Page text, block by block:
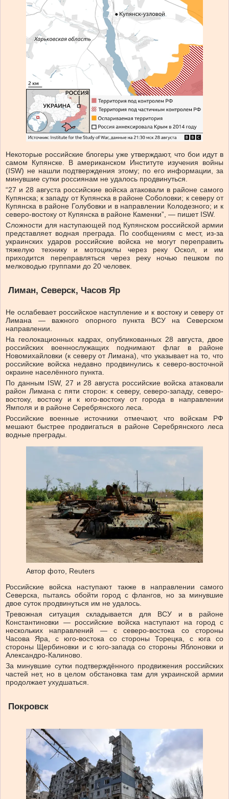
Некоторые российские блогеры уже утверждают, что бои идут в
самом Купянске. В американском Институте изучения войны
(ISW) не нашли подтверждения этому; по его информации, за
минувшие сутки россиянам не удалось продвинуться.
“27 и 28 августа российские войска атаковали в районе самого
Купянска; к западу от Купянска в районе Соболовки; к северу от
Купянска в районе Голубовки и в направлении Колодезного; и к
северо-востоку от Купянска в районе Каменки”, — пишет ISW.
Сложности для наступающей под Купянском российской армии
представляет водная преграда. По сообщениям с мест, из-за
украинских ударов российские войска не могут переправить
тяжелую технику и мотоциклы через реку Оскол, и им
приходится переправляться через реку ночью пешком по
мелководью группами до 20 человек.
Лиман, Северск, Часов Яр
Не ослабевает российское наступление и к востоку и северу от
Лимана — важного опорного пункта ВСУ на Северском
направлении.
На геолокационных кадрах, опубликованных 28 августа, двое
российских военнослужащих поднимают флаг в районе
Новомихайловки (к северу от Лимана), что указывает на то, что
российские войска недавно продвинулись к северо-восточной
окраине населённого пункта.
По данным ISW, 27 и 28 августа российские войска атаковали
район Лимана с пяти сторон: к северу, северо-западу, северо-
востоку, востоку и к юго-востоку от города в направлении
Ямполя и в районе Серебрянского леса.
Российские военные источники отмечают, что войскам РФ
мешают быстрее продвигаться в районе Серебрянского леса
водные преграды.
Автор фото, Reuters
Российские войска наступают также в направлении самого
Северска, пытаясь обойти город с флангов, но за минувшие
двое суток продвинуться им не удалось.
Тревожная ситуация складывается для ВСУ и в районе
Константиновки — российские войска наступают на город с
нескольких направлений — с северо-востока со стороны
Часова Яра, с юго-востока со стороны Торецка, с юга со
стороны Щербиновки и с юго-запада со стороны Яблоновки и
Александро-Калиново.
За минувшие сутки подтверждённого продвижения российских
частей нет, но в целом обстановка там для украинской армии
продолжает ухудшаться.
Покровск